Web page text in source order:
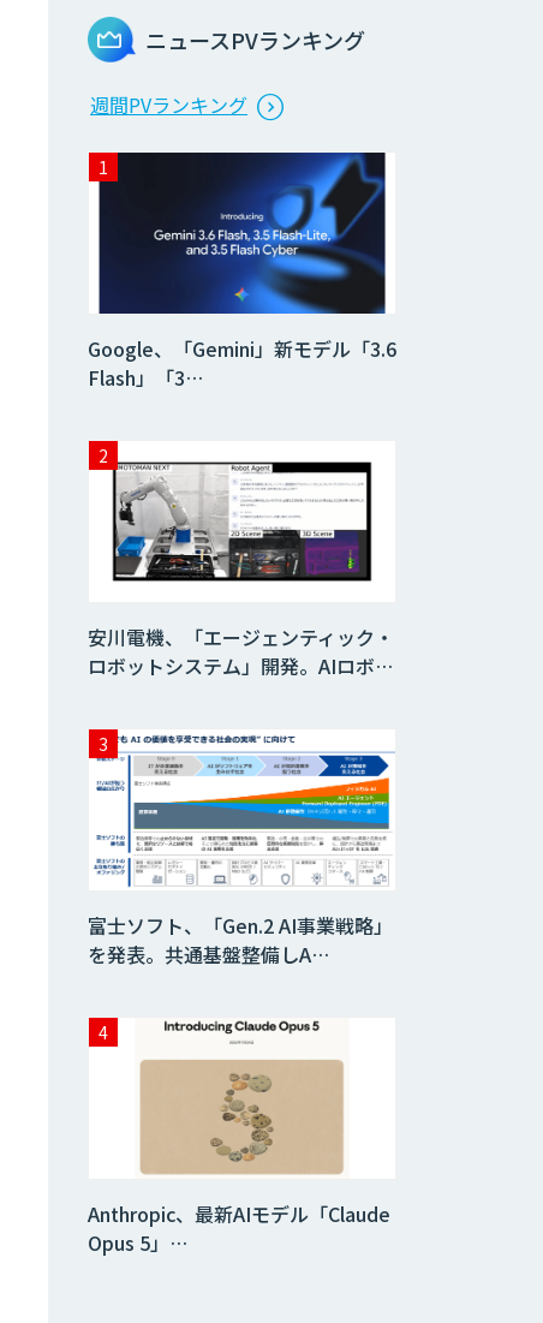
STORM Platform
Cogent AI
Cabinet
AI/DX研修
imprai ezKotae
GPT-4
援サービス
生成AI活用 1day
ブートキャンプ
データ分析エージ
ェント
き」コンサルティ
ングサービス
フィジカルAI・AI
ロボット向け教師
データ収集・作成
SaaS・サブスク
向け収益管理プラ
ニュースPVランキング
週間PVランキング
Google、「Gemini」新モデル「3.6
Flash」「3…
安川電機、「エージェンティック・
ロボットシステム」開発。AIロボ…
富士ソフト、「Gen.2 AI事業戦略」
を発表。共通基盤整備しA…
Anthropic、最新AIモデル「Claude
Opus 5」…